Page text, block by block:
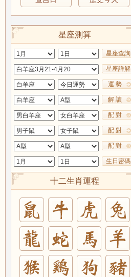
星座測算
星座查詢
星座詳解
運 勢
解 讀
配 對
配 對
配 對
生日密碼
十二生肖運程